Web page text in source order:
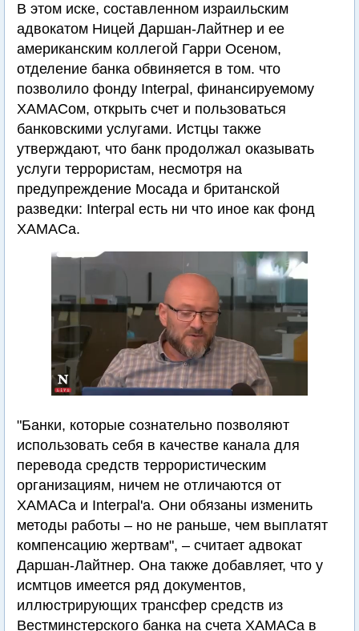
В этом иске, составленном израильским
адвокатом Ницей Даршан-Лайтнер и ее
американским коллегой Гарри Осеном,
отделение банка обвиняется в том. что
позволило фонду Interpal, финансируемому
ХАМАСом, открыть счет и пользоваться
банковскими услугами. Истцы также
утверждают, что банк продолжал оказывать
услуги террористам, несмотря на
предупреждение Мосада и британской
разведки: Interpal есть ни что иное как фонд
ХАМАСа.
"Банки, которые сознательно позволяют
использовать себя в качестве канала для
перевода средств террористическим
организациям, ничем не отличаются от
ХАМАСа и Interpal'а. Они обязаны изменить
методы работы – но не раньше, чем выплатят
компенсацию жертвам", – считает адвокат
Даршан-Лайтнер. Она также добавляет, что у
исмтцов имеется ряд документов,
иллюстрирующих трансфер средств из
Вестминстерского банка на счета ХАМАСа в